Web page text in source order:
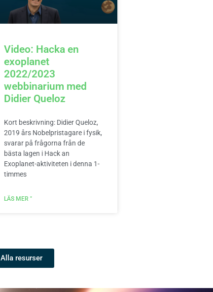
Video: Hacka en
exoplanet
2022/2023
webbinarium med
Didier Queloz
Kort beskrivning: Didier Queloz,
2019 års Nobelpristagare i fysik,
svarar på frågorna från de
bästa lagen i Hack an
Exoplanet-aktiviteten i denna 1-
timmes
LÄS MER "
Alla resurser